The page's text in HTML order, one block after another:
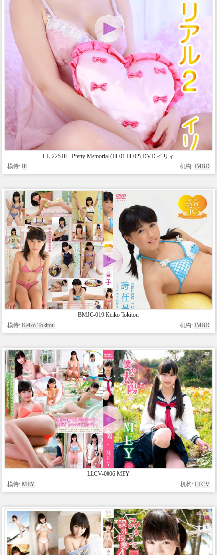
CL-225 Ili - Pretty Memorial (Ili-01 Ili-02) DVD イリィ
模特: Ili 机构: IMBD
BMJC-019 Keiko Tokitou
模特: Keiko Tokitou 机构: IMBD
LLCV-0006 MEY
模特: MEY 机构: LLCV